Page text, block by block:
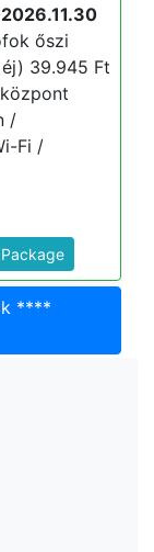
őszi
39.945 Ft
/
Fi /
****